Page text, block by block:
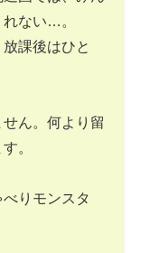
ない…。
課後はひと
ん。何より留
。
りモンスタ